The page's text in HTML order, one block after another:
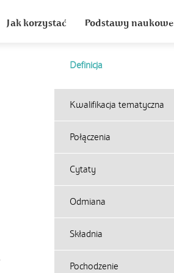
Jak korzystać Podstawy naukowe
Definicja
Kwalifikacja tematyczna
Połączenia
Cytaty
Odmiana
Składnia
Pochodzenie